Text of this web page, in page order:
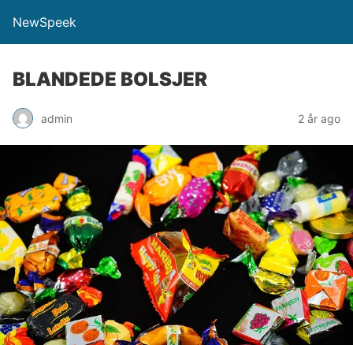
NewSpeek
BLANDEDE BOLSJER
admin 2 år ago